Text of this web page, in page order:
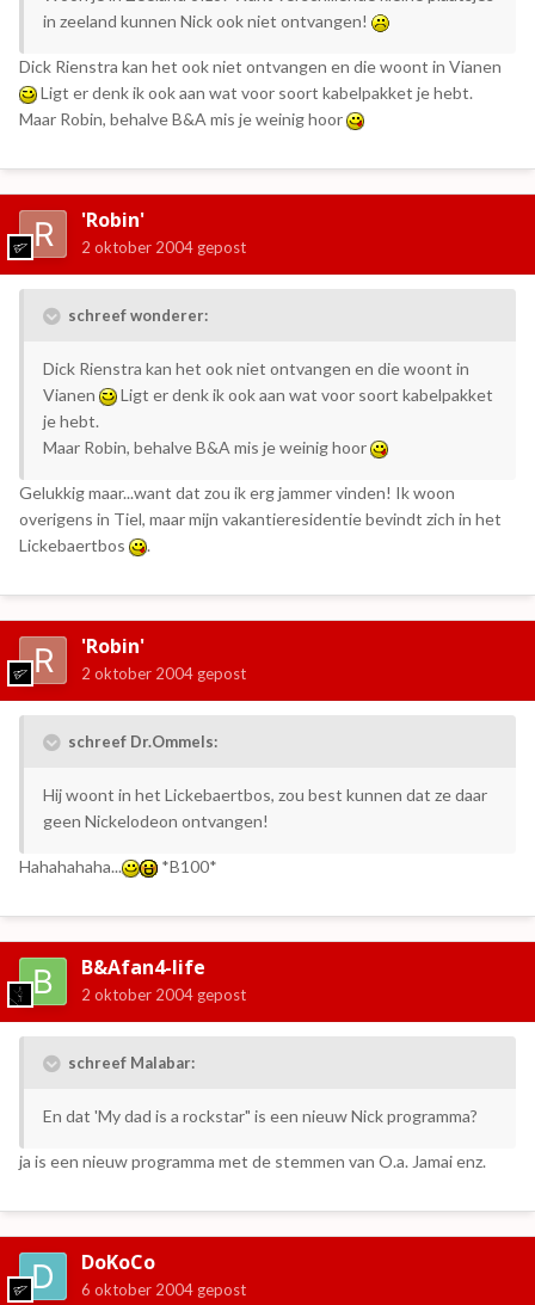
in zeeland kunnen Nick ook niet ontvangen!
Dick Rienstra kan het ook niet ontvangen en die woont in Vianen
Ligt er denk ik ook aan wat voor soort kabelpakket je hebt.
Maar Robin, behalve B&A mis je weinig hoor
'Robin'
2 oktober 2004 gepost
schreef wonderer:
Dick Rienstra kan het ook niet ontvangen en die woont in
Vianen
Ligt er denk ik ook aan wat voor soort kabelpakket
je hebt.
Maar Robin, behalve B&A mis je weinig hoor
Gelukkig maar...want dat zou ik erg jammer vinden! Ik woon
overigens in Tiel, maar mijn vakantieresidentie bevindt zich in het
Lickebaertbos
.
'Robin'
2 oktober 2004 gepost
schreef Dr.Ommels:
Hij woont in het Lickebaertbos, zou best kunnen dat ze daar
geen Nickelodeon ontvangen!
Hahahahaha... *B100*
B&Afan4-life
2 oktober 2004 gepost
schreef Malabar:
En dat 'My dad is a rockstar" is een nieuw Nick programma?
ja is een nieuw programma met de stemmen van O.a. Jamai enz.
DoKoCo
6 oktober 2004 gepost